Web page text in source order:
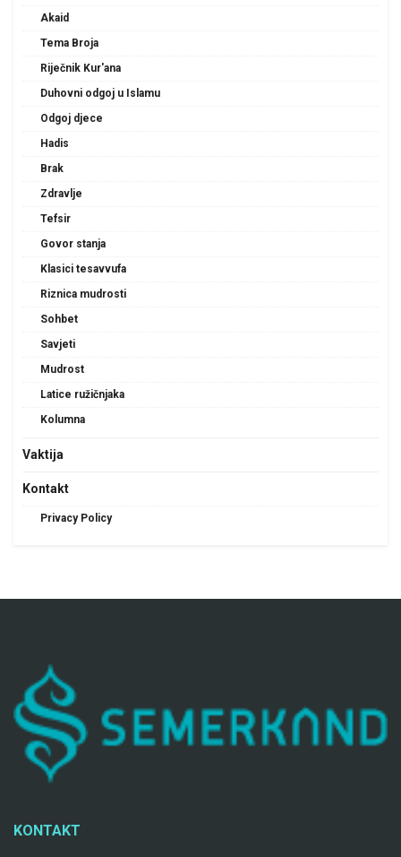
Akaid
Tema Broja
Riječnik Kur'ana
Duhovni odgoj u Islamu
Odgoj djece
Hadis
Brak
Zdravlje
Tefsir
Govor stanja
Klasici tesavvufa
Riznica mudrosti
Sohbet
Savjeti
Mudrost
Latice ružičnjaka
Kolumna
Vaktija
Kontakt
Privacy Policy
KONTAKT